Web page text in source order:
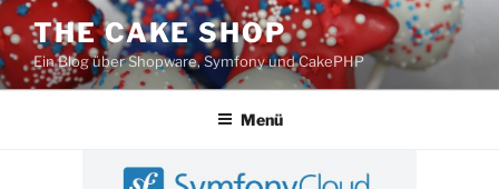
Zum
Inhalt
springen
THE CAKE SHOP
Ein Blog über Shopware, Symfony und CakePHP
Menü